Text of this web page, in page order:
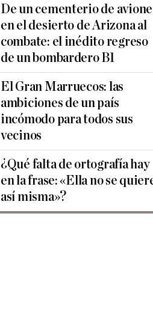
De un cementerio de
en el desierto de Arizona al
combate: el inédito regreso
de un bombardero B1
El Gran Marruecos: las
ambiciones de un país
incómodo para todos sus
vecinos
¿Qué falta de ortografía hay
en la frase: «Ella no se
así misma»?